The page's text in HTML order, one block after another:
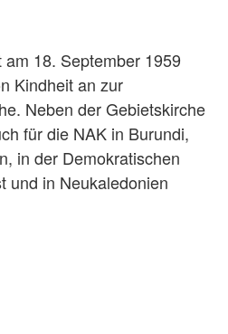
18. September 1959
Kindheit an zur
Neben der Gebietskirche
für die NAK in Burundi,
in der Demokratischen
und in Neukaledonien